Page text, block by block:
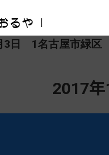
|
3日 1名古屋市緑区
2017